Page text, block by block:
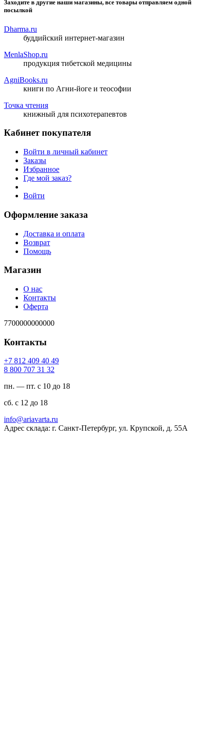
Заходите в другие наши магазины, все товары отправляем одной
посылкой
Dharma.ru
буддийский интернет-магазин
MenlaShop.ru
продукция тибетской медицины
AgniBooks.ru
книги по Агни-йоге и теософии
Точка чтения
книжный для психотерапевтов
Кабинет покупателя
Войти в личный кабинет
Заказы
Избранное
Где мой заказ?
Войти
Оформление заказа
Доставка и оплата
Возврат
Помощь
Магазин
О нас
Контакты
Оферта
7700000000000
Контакты
94 04 904 218 7+
23 13 707 008 8
пн. — пт. с 10 до 18
сб. с 12 до 18
ur.atravaira@ofni
Адрес склада: г. Санкт-Петербург, ул. Крупской, д. 55А